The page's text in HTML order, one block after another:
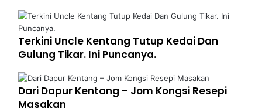
Terkini Uncle Kentang Tutup Kedai Dan
Gulung Tikar. Ini Puncanya.
Dari Dapur Kentang – Jom Kongsi Resepi
Masakan